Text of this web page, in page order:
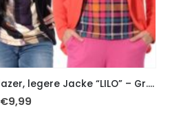
PAPIERSCHNITTMUSTER, Blazer, legere Jacke “LILO” – Gr. 158 – Damengr. 46
€9,99